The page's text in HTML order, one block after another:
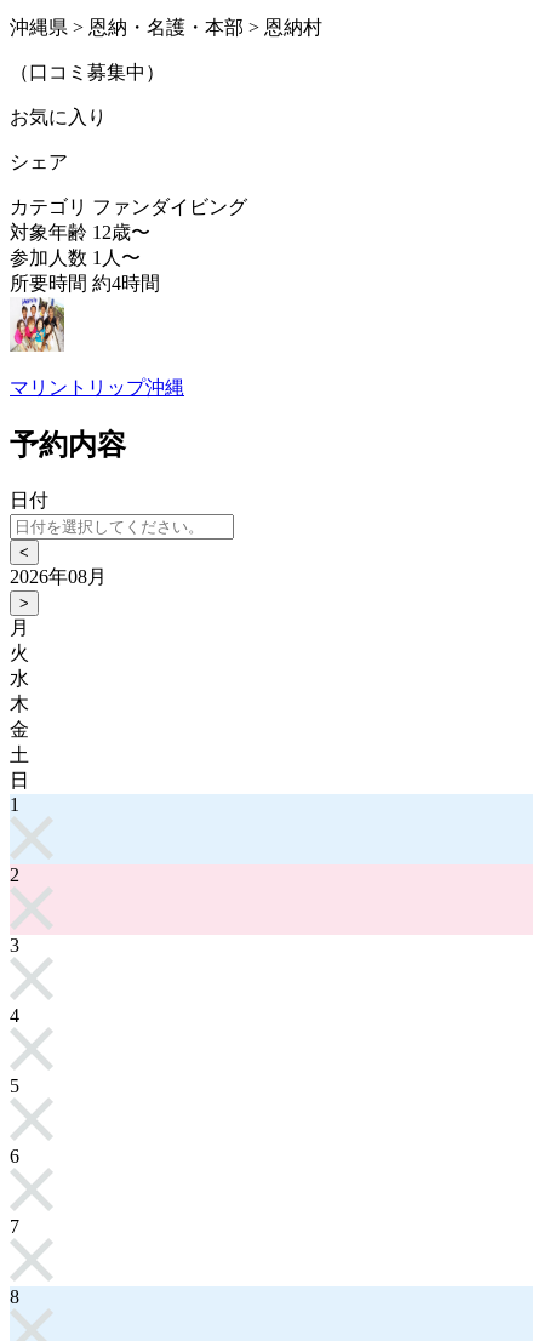
沖縄県 > 恩納・名護・本部 > 恩納村
（口コミ募集中）
お気に入り
シェア
カテゴリ ファンダイビング
対象年齢 12歳〜
参加人数 1人〜
所要時間 約4時間
マリントリップ沖縄
予約内容
日付
<
2026年08月
>
月
火
水
木
金
土
日
1
2
3
4
5
6
7
8